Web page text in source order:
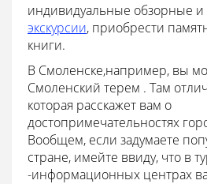
индивидуальные обзорные и
экскурсии, приобрести
книги.
В Смоленске,например, вы
Смоленский терем . Там
которая расскажет вам о
достопримечательностях
Вообщем, если задумаете
стране, имейте ввиду, что в
-информационных центрах